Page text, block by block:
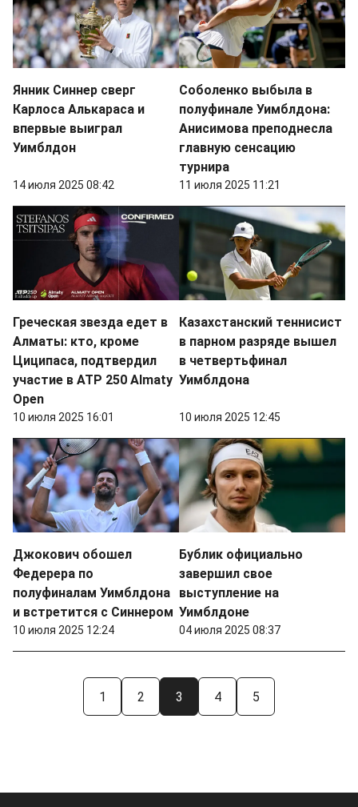
Янник Синнер сверг
Карлоса Алькараса и
впервые выиграл
Уимблдон
14 июля 2025 08:42
Соболенко выбыла в
полуфинале Уимблдона:
Анисимова преподнесла
главную сенсацию
турнира
11 июля 2025 11:21
Греческая звезда едет в
Алматы: кто, кроме
Циципаса, подтвердил
участие в ATP 250 Almaty
Open
10 июля 2025 16:01
Казахстанский теннисист
в парном разряде вышел
в четвертьфинал
Уимблдона
10 июля 2025 12:45
Джокович обошел
Федерера по
полуфиналам Уимблдона
и встретится с Синнером
10 июля 2025 12:24
Бублик официально
завершил свое
выступление на
Уимблдоне
04 июля 2025 08:37
1 2 3 4 5